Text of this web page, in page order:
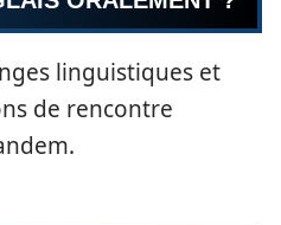
linguistiques et
de rencontre